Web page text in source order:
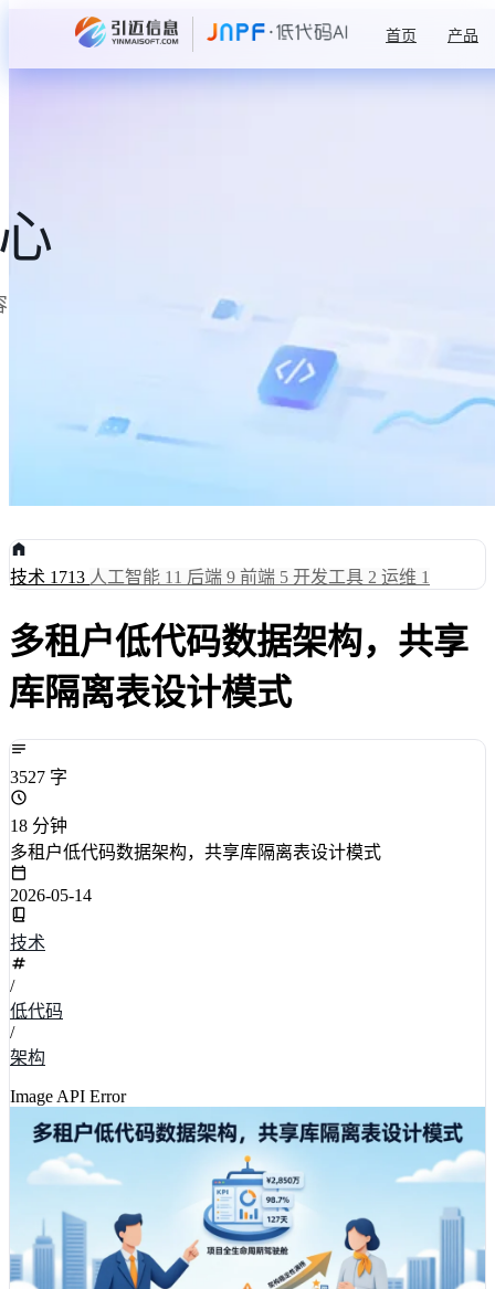
首页 产品
技术 1713 人工智能 11 后端 9 前端 5 开发工具 2 运维 1
多租户低代码数据架构，共享
库隔离表设计模式
3527 字
18 分钟
多租户低代码数据架构，共享库隔离表设计模式
2026-05-14
技术
/
低代码
/
架构
Image API Error